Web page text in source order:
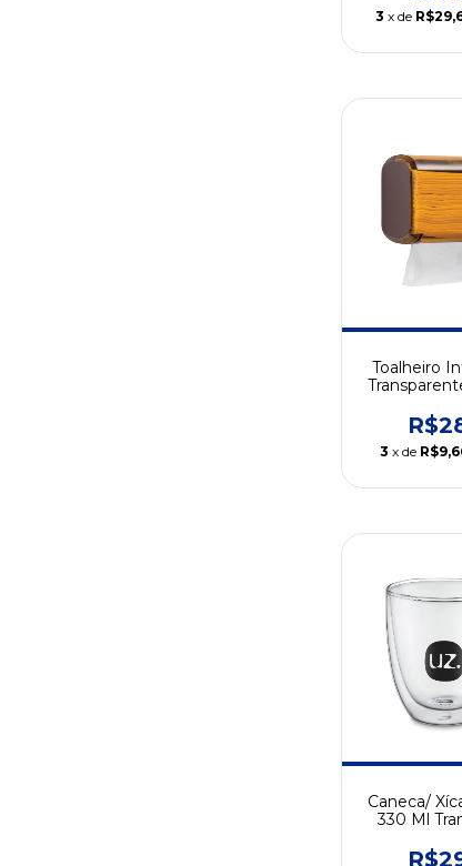
3 x de
Toalheiro
3 x de
Caneca/
330 Ml